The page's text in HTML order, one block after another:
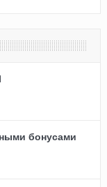
бонусами